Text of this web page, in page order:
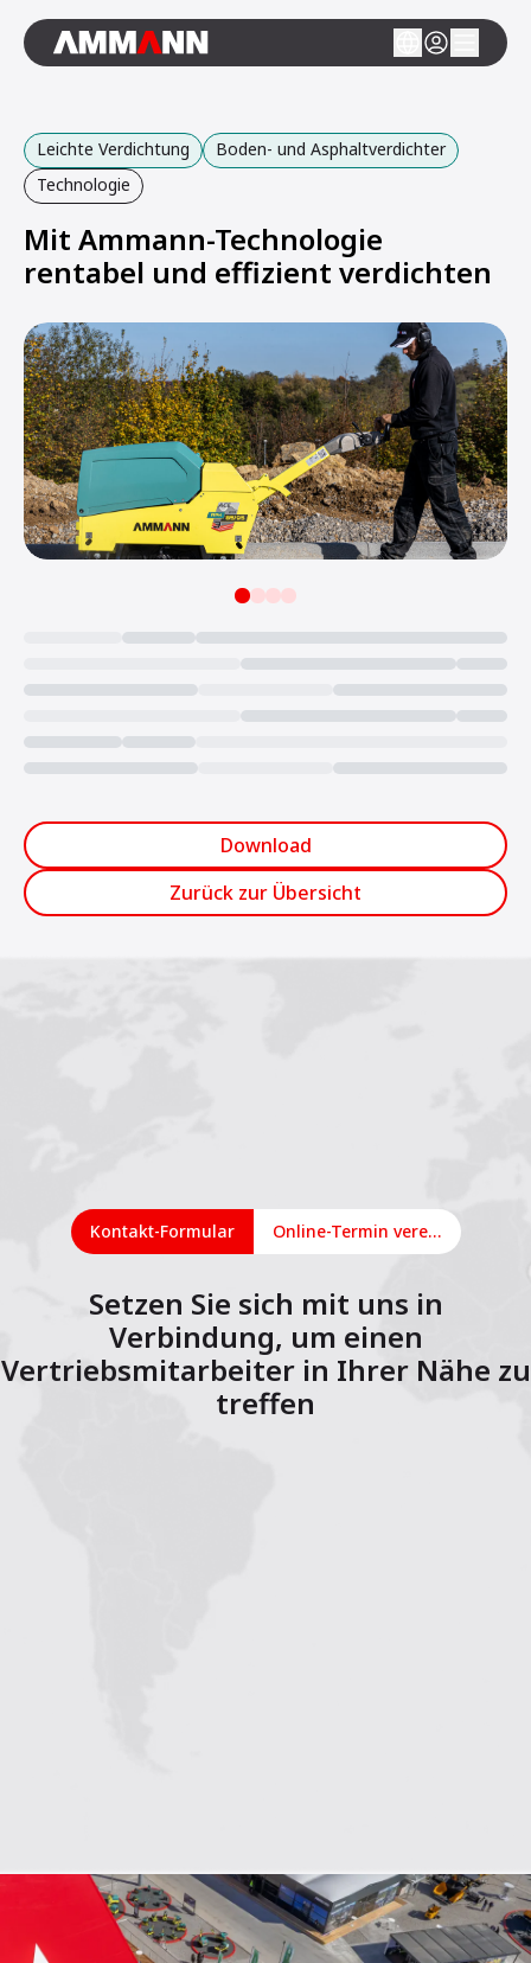
Leichte Verdichtung
Boden- und Asphaltverdichter
Technologie
Mit Ammann-Technologie
rentabel und effizient verdichten
Download
Zurück zur Übersicht
Kontakt-Formular Online-Termin vereinbaren
Setzen Sie sich mit uns in
Verbindung, um einen
Vertriebsmitarbeiter in Ihrer Nähe zu
treffen